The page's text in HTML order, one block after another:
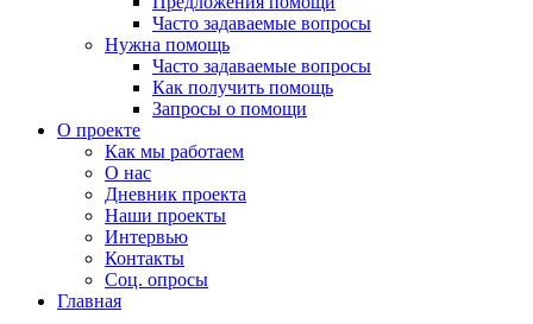
Часто задаваемые вопросы
Нужна помощь
Часто задаваемые вопросы
Как получить помощь
Запросы о помощи
О проекте
Как мы работаем
О нас
Дневник проекта
Наши проекты
Интервью
Контакты
Соц. опросы
Главная